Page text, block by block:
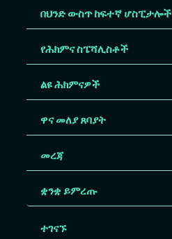
በህንድ ውስጥ ከፍተኛ ሆስፒታሎች
የሕክምና ስፔሻሊስቶች
ልዩ ሕክምናዎች
ዋና መለያ ጸባያት
መረጃ
ቋንቋ ይምረጡ
ተገናኙ